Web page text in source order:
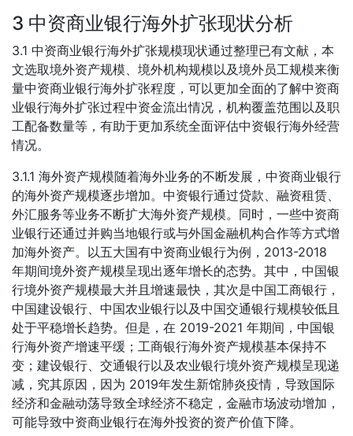
3 中资商业银行海外扩张现状分析
3.1 中资商业银行海外扩张规模现状通过整理已有文献，本
文选取境外资产规模、境外机构规模以及境外员工规模来衡
量中资商业银行海外扩张程度，可以更加全面的了解中资商
业银行海外扩张过程中资金流出情况，机构覆盖范围以及职
工配备数量等，有助于更加系统全面评估中资银行海外经营
情况。
3.1.1 海外资产规模随着海外业务的不断发展，中资商业银行
的海外资产规模逐步增加。中资银行通过贷款、融资租赁、
外汇服务等业务不断扩大海外资产规模。同时，一些中资商
业银行还通过并购当地银行或与外国金融机构合作等方式增
加海外资产。以五大国有中资商业银行为例，2013-2018
年期间境外资产规模呈现出逐年增长的态势。其中，中国银
行境外资产规模最大并且增速最快，其次是中国工商银行，
中国建设银行、中国农业银行以及中国交通银行规模较低且
处于平稳增长趋势。但是，在 2019-2021 年期间，中国银
行海外资产增速平缓；工商银行海外资产规模基本保持不
变；建设银行、交通银行以及农业银行境外资产规模呈现递
减，究其原因，因为 2019年发生新馆肺炎疫情，导致国际
经济和金融动荡导致全球经济不稳定，金融市场波动增加，
可能导致中资商业银行在海外投资的资产价值下降。